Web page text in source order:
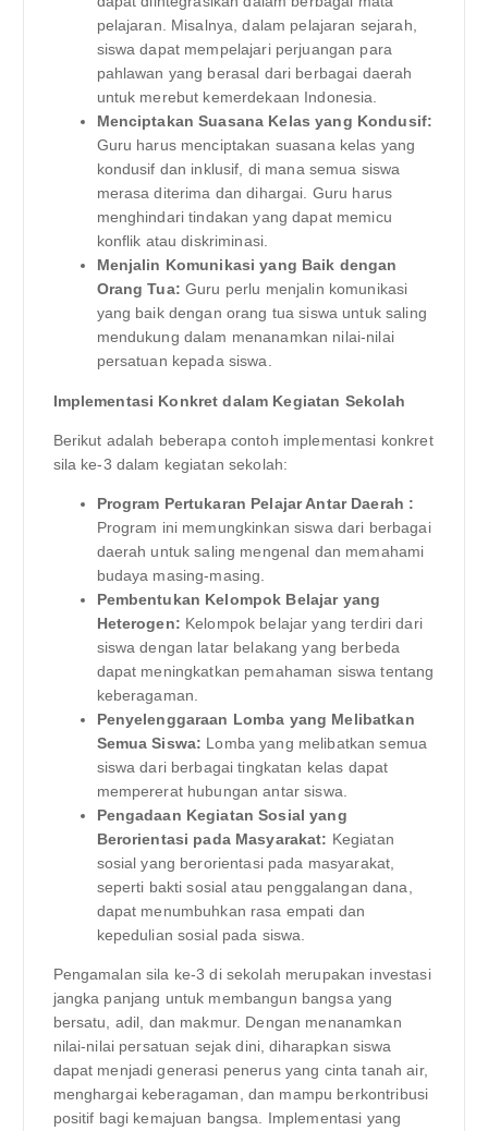
pelajaran. Misalnya, dalam pelajaran sejarah,
siswa dapat mempelajari perjuangan para
pahlawan yang berasal dari berbagai daerah
untuk merebut kemerdekaan Indonesia.
Menciptakan Suasana Kelas yang Kondusif:
Guru harus menciptakan suasana kelas yang
kondusif dan inklusif, di mana semua siswa
merasa diterima dan dihargai. Guru harus
menghindari tindakan yang dapat memicu
konflik atau diskriminasi.
Menjalin Komunikasi yang Baik dengan
Orang Tua: Guru perlu menjalin komunikasi
yang baik dengan orang tua siswa untuk saling
mendukung dalam menanamkan nilai-nilai
persatuan kepada siswa.
Implementasi Konkret dalam Kegiatan Sekolah
Berikut adalah beberapa contoh implementasi konkret
sila ke-3 dalam kegiatan sekolah:
Program Pertukaran Pelajar Antar Daerah :
Program ini memungkinkan siswa dari berbagai
daerah untuk saling mengenal dan memahami
budaya masing-masing.
Pembentukan Kelompok Belajar yang
Heterogen: Kelompok belajar yang terdiri dari
siswa dengan latar belakang yang berbeda
dapat meningkatkan pemahaman siswa tentang
keberagaman.
Penyelenggaraan Lomba yang Melibatkan
Semua Siswa: Lomba yang melibatkan semua
siswa dari berbagai tingkatan kelas dapat
mempererat hubungan antar siswa.
Pengadaan Kegiatan Sosial yang
Berorientasi pada Masyarakat: Kegiatan
sosial yang berorientasi pada masyarakat,
seperti bakti sosial atau penggalangan dana,
dapat menumbuhkan rasa empati dan
kepedulian sosial pada siswa.
Pengamalan sila ke-3 di sekolah merupakan investasi
jangka panjang untuk membangun bangsa yang
bersatu, adil, dan makmur. Dengan menanamkan
nilai-nilai persatuan sejak dini, diharapkan siswa
dapat menjadi generasi penerus yang cinta tanah air,
menghargai keberagaman, dan mampu berkontribusi
positif bagi kemajuan bangsa. Implementasi yang